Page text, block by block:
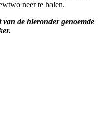
neer te halen.
de hieronder genoemde